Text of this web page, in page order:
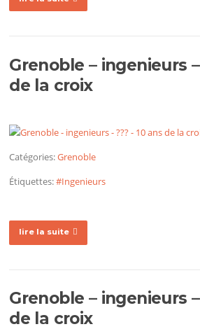
Grenoble – ingenieurs –
de la croix
Catégories:Grenoble
Étiquettes:#Ingenieurs
lire la suite
Grenoble – ingenieurs –
de la croix